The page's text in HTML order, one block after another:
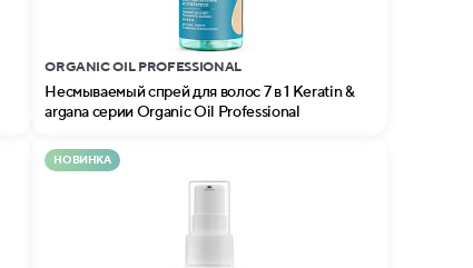
ORGANIC OIL PROFESSIONAL
Несмываемый спрей для волос 7 в 1 Keratin &
argana серии Organic Oil Professional
НОВИНКА